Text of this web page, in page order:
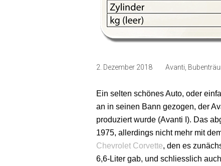
2. Dezember 2018 Avanti
Ein selten schönes Auto, oder
an in seinen Bann gezogen, der
produziert wurde (Avanti I). Das
1975, allerdings nicht mehr mit
Chevrolet Corvette, den es
6,6-Liter gab, und schliesslich